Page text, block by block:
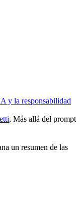
y la responsabilidad
, Más allá del prompt
un resumen de las